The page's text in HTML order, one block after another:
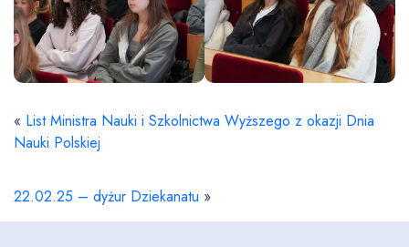
« List Ministra Nauki i Szkolnictwa Wyższego z okazji Dnia
Nauki Polskiej
22.02.25 – dyżur Dziekanatu »